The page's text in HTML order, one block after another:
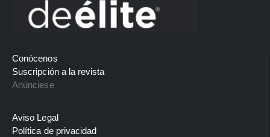
Conócenos
Suscripción a la revista
Anúnciese
Aviso Legal
Política de privacidad